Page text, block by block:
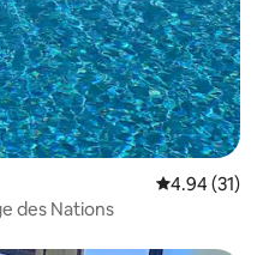
Calificación
4.94 (31)
des Nations